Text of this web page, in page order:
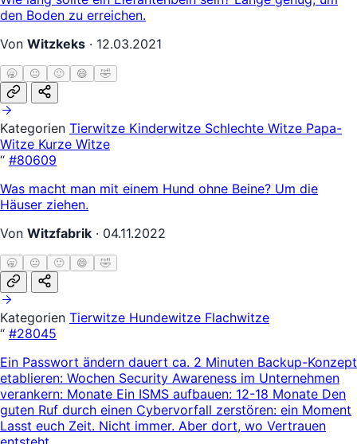
den Boden zu erreichen.
Von Witzkeks · 12.03.2021
🥱 😐 🙂 😄 🤣
Kategorien Tierwitze Kinderwitze Schlechte Witze Papa-
Witze Kurze Witze
“ #80609
Was macht man mit einem Hund ohne Beine? Um die
Häuser ziehen.
Von Witzfabrik · 04.11.2022
🥱 😐 🙂 😄 🤣
Kategorien Tierwitze Hundewitze Flachwitze
“ #28045
Ein Passwort ändern dauert ca. 2 Minuten Backup-Konzept
etablieren: Wochen Security Awareness im Unternehmen
verankern: Monate Ein ISMS aufbauen: 12-18 Monate Den
guten Ruf durch einen Cybervorfall zerstören: ein Moment
Lasst euch Zeit. Nicht immer. Aber dort, wo Vertrauen